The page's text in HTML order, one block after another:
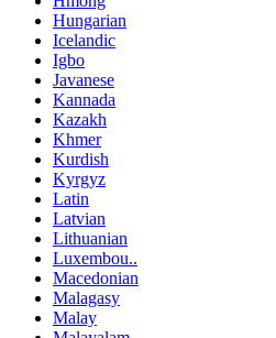
Igbo
Javanese
Kannada
Kazakh
Khmer
Kurdish
Kyrgyz
Latin
Latvian
Lithuanian
Luxembou..
Macedonian
Malagasy
Malay
Malayalam
Maltese
Maori